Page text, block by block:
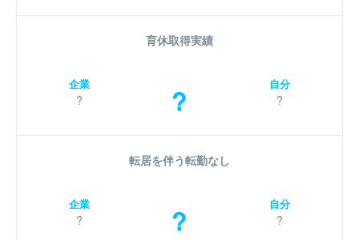
育休取得実績
企業
? ? 自分
?
転居を伴う転勤なし
企業
? ? 自分
?